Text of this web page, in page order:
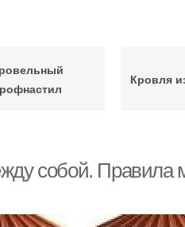
Кровля
собой. Правила